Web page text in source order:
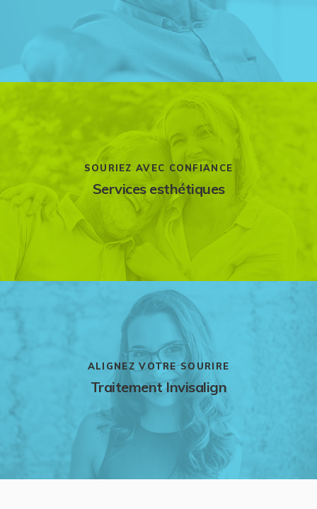
SOURIEZ AVEC CONFIANCE
Services esthétiques
ALIGNEZ VOTRE SOURIRE
Traitement Invisalign